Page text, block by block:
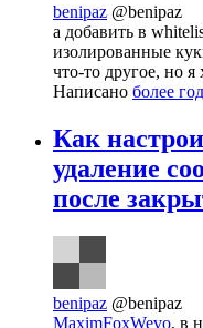
benipaz @benipaz
а добавить в
изолированные
что-то другое, но я
Написано более
Как
удаление
после
benipaz @benipaz
MaximFoxWevo, в